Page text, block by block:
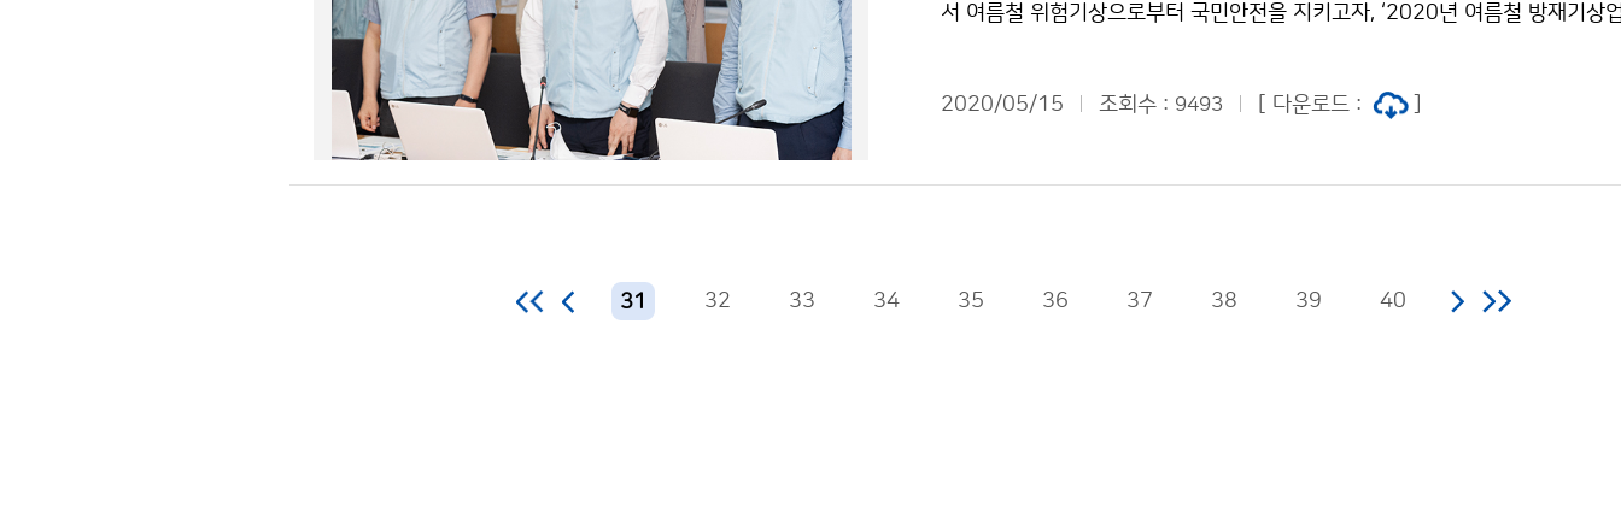
서 여름철 위험기상으로부터 국민안전을 지키고자, ‘2020년 여름철 방재기상
2020/05/15 조회수 : 9493 [ 다운로드 :
31 32 33 34 35 36 37 38 39 40